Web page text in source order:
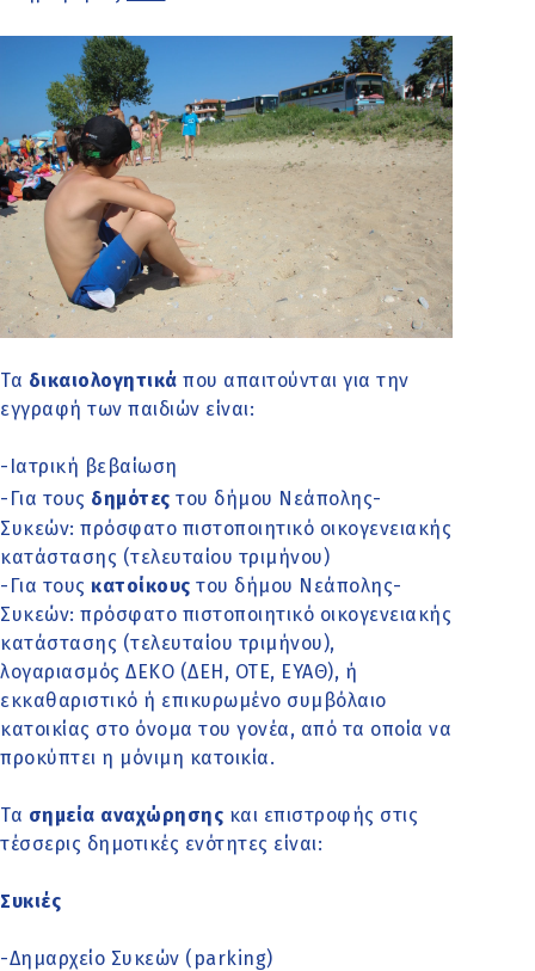
Τα δικαιολογητικά που απαιτούνται για την
εγγραφή των παιδιών είναι:
-Ιατρική βεβαίωση
-Για τους δημότες του δήμου Νεάπολης-
Συκεών: πρόσφατο πιστοποιητικό οικογενειακής
κατάστασης (τελευταίου τριμήνου)
-Για τους κατοίκους του δήμου Νεάπολης-
Συκεών: πρόσφατο πιστοποιητικό οικογενειακής
κατάστασης (τελευταίου τριμήνου),
λογαριασμός ΔΕΚΟ (ΔΕΗ, ΟΤΕ, ΕΥΑΘ), ή
εκκαθαριστικό ή επικυρωμένο συμβόλαιο
κατοικίας στο όνομα του γονέα, από τα οποία να
προκύπτει η μόνιμη κατοικία.
Τα σημεία αναχώρησης και επιστροφής στις
τέσσερις δημοτικές ενότητες είναι:
Συκιές
-Δημαρχείο Συκεών (parking)